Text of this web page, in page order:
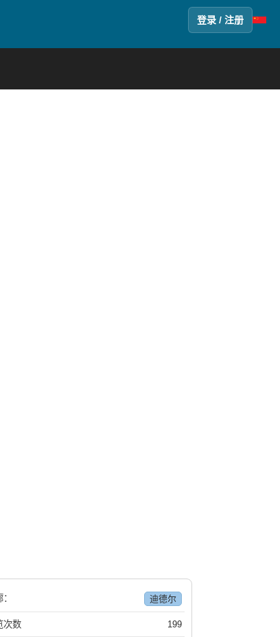
登录 / 注册
迪德尔
次数 199